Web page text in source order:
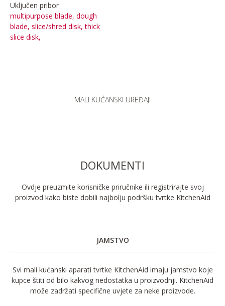
Uključen pribor
multipurpose blade, dough
blade, slice/shred disk, thick
slice disk,
MALI KUĆANSKI UREĐAJI
DOKUMENTI
Ovdje preuzmite korisničke priručnike ili registrirajte svoj
proizvod kako biste dobili najbolju podršku tvrtke KitchenAid
JAMSTVO
Svi mali kućanski aparati tvrtke KitchenAid imaju jamstvo koje
kupce štiti od bilo kakvog nedostatka u proizvodnji. KitchenAid
može zadržati specifične uvjete za neke proizvode.